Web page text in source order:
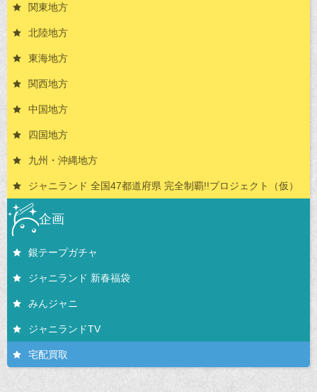
関東地方
北陸地方
東海地方
関西地方
中国地方
四国地方
九州・沖縄地方
ジャニランド 全国47都道府県 完全制覇!!プロジェクト（仮）
企画
銀テープガチャ
ジャニランド 新春福袋
みんジャニ
ジャニランドTV
宅配買取